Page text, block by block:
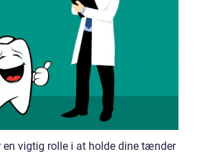
vigtig rolle i at holde dine tænder